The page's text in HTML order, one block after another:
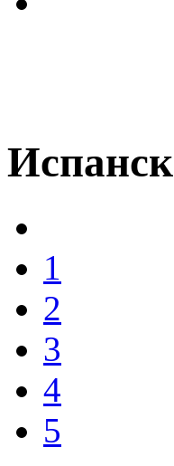
1
2
3
4
5